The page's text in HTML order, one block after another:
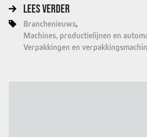
LEES VERDER
Branchenieuws
Machines, productielijnen en
Verpakkingen en